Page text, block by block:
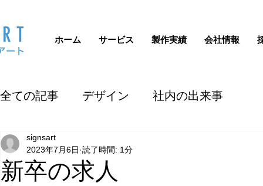
ホーム サービス 製作実績 会社情報
全ての記事 デザイン 社内の出来事
新卒の求人
signsart
2023年7月6日 読了時間: 1分